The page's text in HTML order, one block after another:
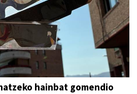
hainbat gomendio